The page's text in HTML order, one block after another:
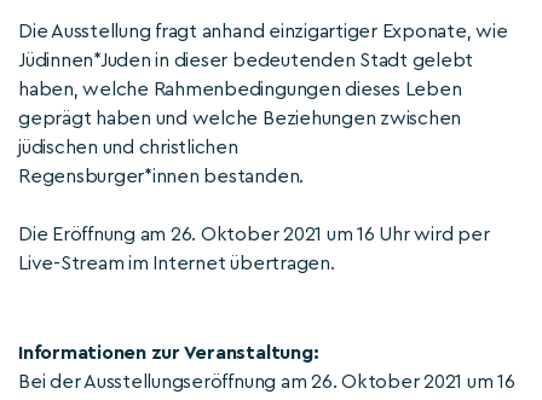
Die Ausstellung fragt anhand einzigartiger Exponate, wie
Jüdinnen*Juden in dieser bedeutenden Stadt gelebt
haben, welche Rahmenbedingungen dieses Leben
geprägt haben und welche Beziehungen zwischen
jüdischen und christlichen
Regensburger*innen bestanden.
Die Eröffnung am 26. Oktober 2021 um 16 Uhr wird per
Live-Stream im Internet übertragen.
Informationen zur Veranstaltung:
Bei der Ausstellungseröffnung am 26. Oktober 2021 um 16